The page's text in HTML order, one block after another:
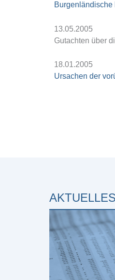
Burgenländische
13.05.2005
Gutachten über
18.01.2005
Ursachen der
AKTUELLES